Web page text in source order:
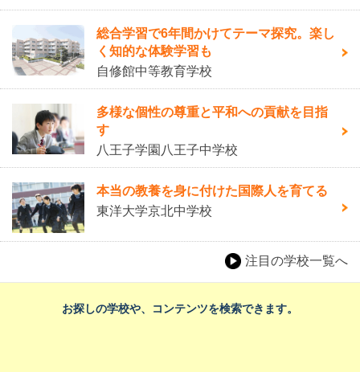
総合学習で6年間かけてテーマ探究。楽し
く知的な体験学習も
自修館中等教育学校
多様な個性の尊重と平和への貢献を目指
す
八王子学園八王子中学校
本当の教養を身に付けた国際人を育てる
東洋大学京北中学校
注目の学校一覧へ
お探しの学校や、コンテンツを検索できます。